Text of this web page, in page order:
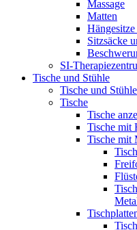
Massage
Matten
Sitzsäcke
SI-
Tische und Stühle
Tische und
Tische
Tische
Tische mit
Tische mit